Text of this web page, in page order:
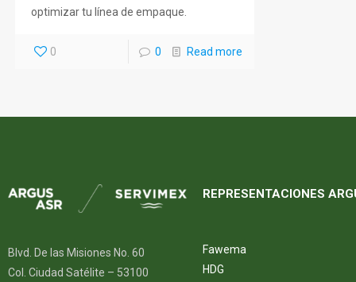
optimizar tu línea de empaque.
0 0 Read more
Blvd. De las Misiones No. 60
Col. Ciudad Satélite – 53100
REPRESENTACIONES
Fawema
HDG